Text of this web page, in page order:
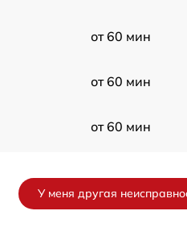
от 60 мин
от 60 мин
от 60 мин
У меня другая